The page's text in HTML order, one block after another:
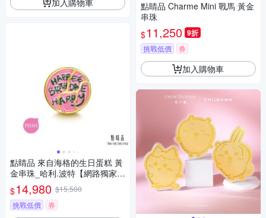
點睛品 來自海格的生日蛋糕 黃
金串珠_哈利.波特【網路獨家
款】
$14,980 $15,500
挑戰低價
券
點睛品 Charme Mini 戰馬 黃金
串珠
$11,250 9折
挑戰低價 券
加入購物車